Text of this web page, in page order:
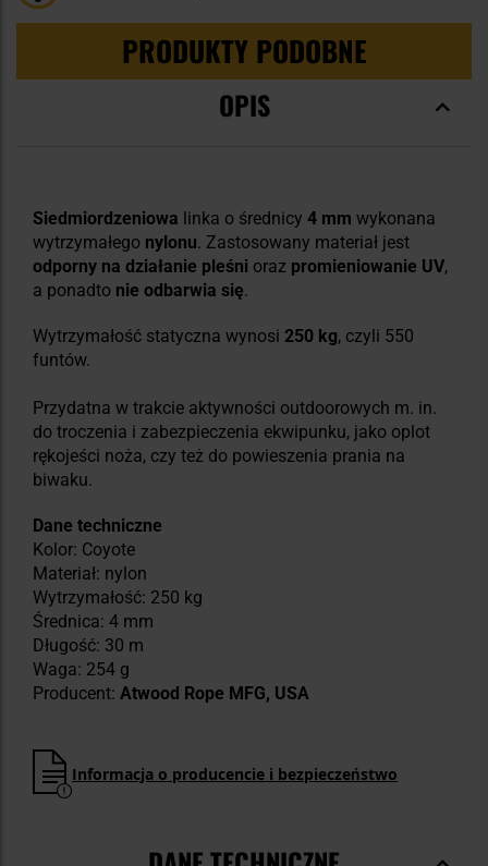
PRODUKTY PODOBNE
OPIS
Siedmiordzeniowa linka o średnicy 4 mm wykonana
wytrzymałego nylonu. Zastosowany materiał jest
odporny na działanie pleśni oraz promieniowanie UV,
a ponadto nie odbarwia się.
Wytrzymałość statyczna wynosi 250 kg, czyli 550
funtów.
Przydatna w trakcie aktywności outdoorowych m. in.
do troczenia i zabezpieczenia ekwipunku, jako oplot
rękojeści noża, czy też do powieszenia prania na
biwaku.
Dane techniczne
Kolor: Coyote
Materiał: nylon
Wytrzymałość: 250 kg
Średnica: 4 mm
Długość: 30 m
Waga: 254 g
Producent: Atwood Rope MFG, USA
Informacja o producencie i bezpieczeństwo